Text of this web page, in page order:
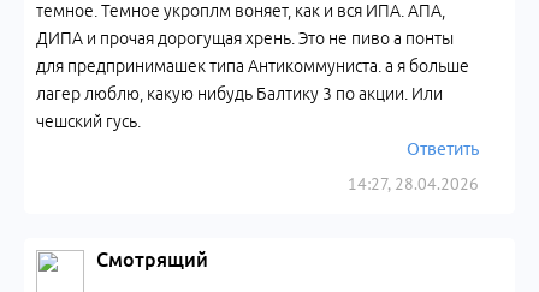
14:27, 28.04.2026
темное. Темное укроплм воняет, как и вся ИПА. АПА,
ДИПА и прочая дорогущая хрень. Это не пиво а понты
для предпринимашек типа Антикоммуниста. а я больше
лагер люблю, какую нибудь Балтику 3 по акции. Или
чешский гусь.
Ответить
Смотрящий